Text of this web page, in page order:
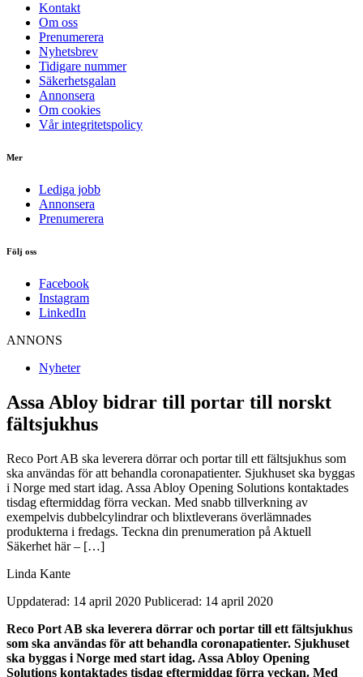
Kontakt
Om oss
Prenumerera
Nyhetsbrev
Tidigare nummer
Säkerhetsgalan
Annonsera
Om cookies
Vår integritetspolicy
Mer
Lediga jobb
Annonsera
Prenumerera
Följ oss
Facebook
Instagram
LinkedIn
ANNONS
Nyheter
Assa Abloy bidrar till portar till norskt
fältsjukhus
Reco Port AB ska leverera dörrar och portar till ett fältsjukhus som
ska användas för att behandla coronapatienter. Sjukhuset ska byggas
i Norge med start idag. Assa Abloy Opening Solutions kontaktades
tisdag eftermiddag förra veckan. Med snabb tillverkning av
exempelvis dubbelcylindrar och blixtleverans överlämnades
produkterna i fredags. Teckna din prenumeration på Aktuell
Säkerhet här – […]
Linda Kante
Uppdaterad: 14 april 2020 Publicerad: 14 april 2020
Reco Port AB ska leverera dörrar och portar till ett fältsjukhus
som ska användas för att behandla coronapatienter. Sjukhuset
ska byggas i Norge med start idag. Assa Abloy Opening
Solutions kontaktades tisdag eftermiddag förra veckan. Med